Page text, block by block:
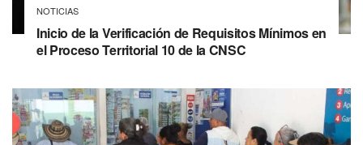
NOTICIAS
Inicio de la Verificación de Requisitos Mínimos en
el Proceso Territorial 10 de la CNSC